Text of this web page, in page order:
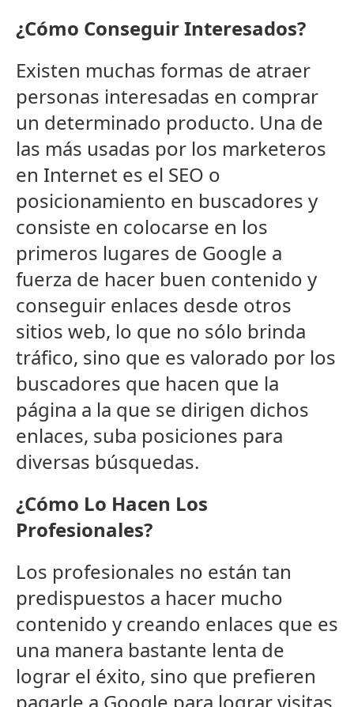
¿Cómo Conseguir Interesados?
Existen muchas formas de atraer
personas interesadas en comprar
un determinado producto. Una de
las más usadas por los marketeros
en Internet es el SEO o
posicionamiento en buscadores y
consiste en colocarse en los
primeros lugares de Google a
fuerza de hacer buen contenido y
conseguir enlaces desde otros
sitios web, lo que no sólo brinda
tráfico, sino que es valorado por los
buscadores que hacen que la
página a la que se dirigen dichos
enlaces, suba posiciones para
diversas búsquedas.
¿Cómo Lo Hacen Los
Profesionales?
Los profesionales no están tan
predispuestos a hacer mucho
contenido y creando enlaces que es
una manera bastante lenta de
lograr el éxito, sino que prefieren